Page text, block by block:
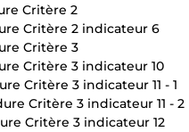
Critère 2
Critère 2 indicateur 6
Critère 3
Critère 3 indicateur 10
Critère 3 indicateur 11 - 1
Critère 3 indicateur 11 - 2
Critère 3 indicateur 12